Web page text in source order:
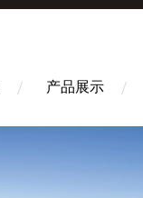
产品展示